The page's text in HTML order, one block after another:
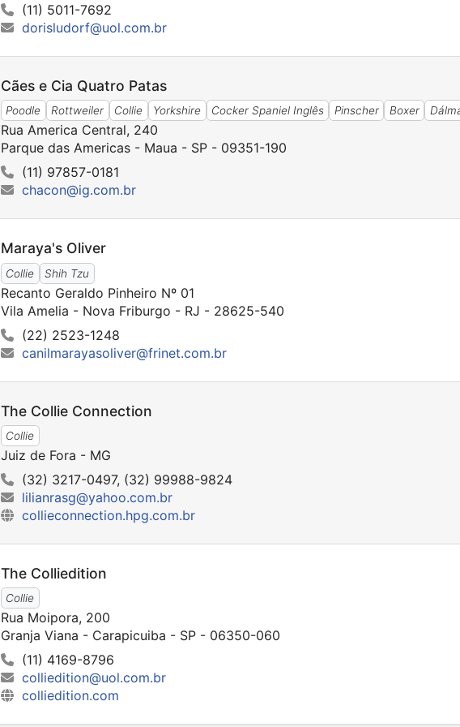
(11) 5011-7692
dorisludorf@uol.com.br
Cães e Cia Quatro Patas
Poodle Rottweiler Collie Yorkshire Cocker Spaniel Inglês Pinscher Boxer
Rua America Central, 240
Parque das Americas - Maua - SP - 09351-190
(11) 97857-0181
chacon@ig.com.br
Maraya's Oliver
Collie Shih Tzu
Recanto Geraldo Pinheiro Nº 01
Vila Amelia - Nova Friburgo - RJ - 28625-540
(22) 2523-1248
canilmarayasoliver@frinet.com.br
The Collie Connection
Collie
Juiz de Fora - MG
(32) 3217-0497, (32) 99988-9824
lilianrasg@yahoo.com.br
collieconnection.hpg.com.br
The Colliedition
Collie
Rua Moipora, 200
Granja Viana - Carapicuiba - SP - 06350-060
(11) 4169-8796
colliedition@uol.com.br
colliedition.com